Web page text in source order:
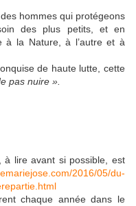
hommes qui protégeons
des plus petits, et en
à la Nature, à l’autre et à
de haute lutte, cette
pas nuire ».
à lire avant si possible, est
2016/05/du-
chaque année dans le